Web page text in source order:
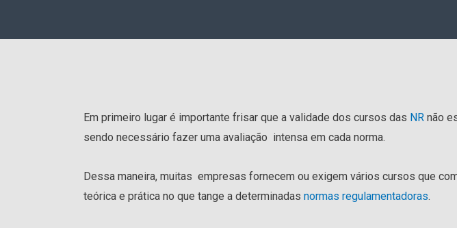
Em primeiro lugar é importante frisar que a validade dos cursos das NR não
sendo necessário fazer uma avaliação intensa em cada norma.
Dessa maneira, muitas empresas fornecem ou exigem vários cursos que
teórica e prática no que tange a determinadas normas regulamentadoras.